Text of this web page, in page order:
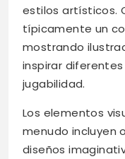
estilos artísticos.
típicamente un
mostrando
inspirar
jugabilidad.
Los elementos
menudo incluyen
diseños